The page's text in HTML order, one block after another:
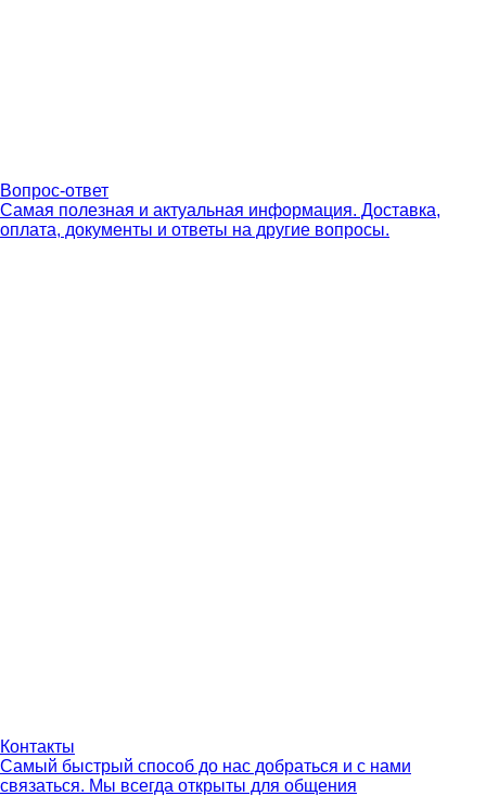
Вопрос-ответ
Самая полезная и актуальная информация. Доставка,
оплата, документы и ответы на другие вопросы.
Контакты
Самый быстрый способ до нас добраться и с нами
связаться. Мы всегда открыты для общения